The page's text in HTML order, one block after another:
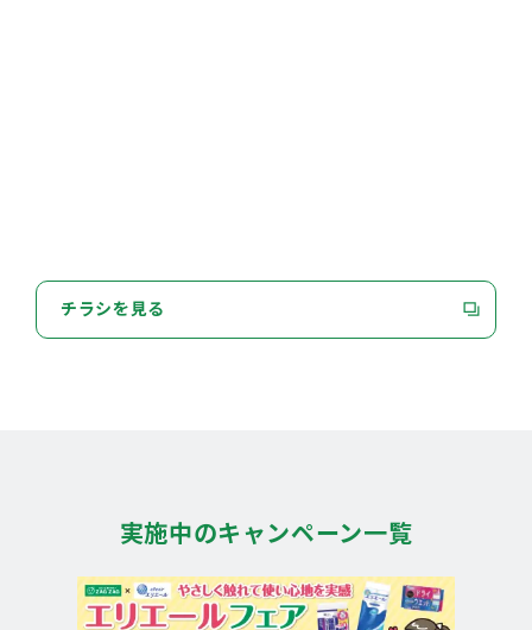
チラシを見る
実施中のキャンペーン一覧